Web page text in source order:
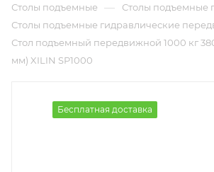
Столы подъемные — Столы подъемные
Столы подъемные гидравлические
Стол подъемный передвижной 1000 кг
мм) XILIN SP1000
Бесплатная доставка